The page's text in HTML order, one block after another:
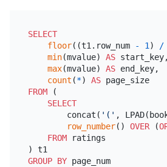
SELECT
floor((t1.row_num - 1 ) /
min(mvalue) AS start_key,
max(mvalue) AS end_key,
count (*) AS
page_size
FROM (
SELECT
        concat(
'(' ,
row_number() OVER (
FROM ratings
GROUP BY
page_num